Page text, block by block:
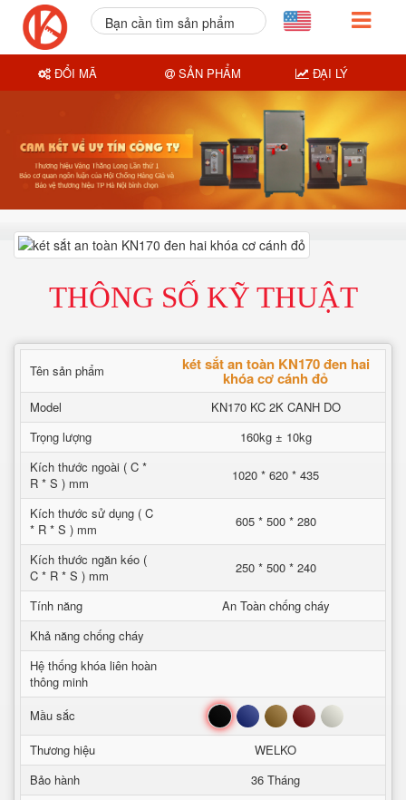
THÔNG SỐ KỸ THUẬT
Tên sản phẩm két sắt an toàn KN170 đen hai
khóa cơ cánh đỏ
Model
KN170 KC 2K CANH DO
Trọng lượng
160kg ± 10kg
Kích thước ngoài ( C *
R * S ) mm
1020 * 620 * 435
Kích thước sử dụng ( C
* R * S ) mm
605 * 500 * 280
Kích thước ngăn kéo (
C * R * S ) mm
250 * 500 * 240
Tính năng
An Toàn chống cháy
Khả năng chống cháy
Hệ thống khóa liên hoàn
thông minh
Mầu sắc
Đen Xanh Nâu Đỏ Trắng
Thương hiệu
WELKO
Bảo hành
36 Tháng
Bạn cần tìm sản phẩm
ĐỔI MÃ SẢN PHẨM ĐẠI LÝ